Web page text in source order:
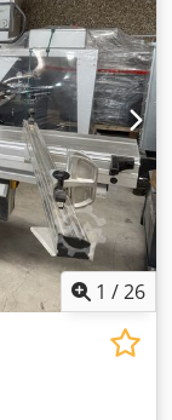
1 /26